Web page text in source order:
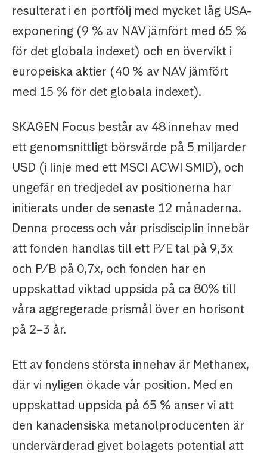
resulterat i en portfölj med mycket låg USA-
exponering (9 % av NAV jämfört med 65 %
för det globala indexet) och en övervikt i
europeiska aktier (40 % av NAV jämfört
med 15 % för det globala indexet).
SKAGEN Focus består av 48 innehav med
ett genomsnittligt börsvärde på 5 miljarder
USD (i linje med ett MSCI ACWI SMID), och
ungefär en tredjedel av positionerna har
initierats under de senaste 12 månaderna.
Denna process och vår prisdisciplin innebär
att fonden handlas till ett P/E tal på 9,3x
och P/B på 0,7x, och fonden har en
uppskattad viktad uppsida på ca 80% till
våra aggregerade prismål över en horisont
på 2–3 år.
Ett av fondens största innehav är Methanex,
där vi nyligen ökade vår position. Med en
uppskattad uppsida på 65 % anser vi att
den kanadensiska metanolproducenten är
undervärderad givet bolagets potential att